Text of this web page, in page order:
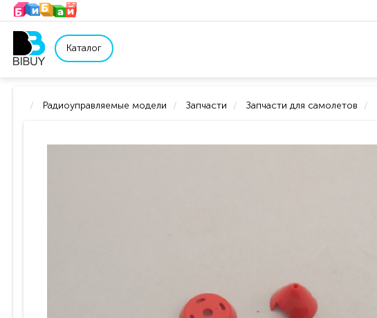
Каталог
Радиоуправляемые модели Запчасти Запчасти для самолетов